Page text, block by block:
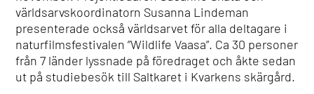
världsarvskoordinatorn Susanna Lindeman
presenterade också världsarvet för alla deltagare i
naturfilmsfestivalen ”Wildlife Vaasa”. Ca 30 personer
från 7 länder lyssnade på föredraget och åkte sedan
ut på studiebesök till Saltkaret i Kvarkens skärgård.